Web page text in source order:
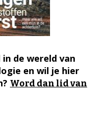
de wereld van
en wil je hier
Word dan lid van